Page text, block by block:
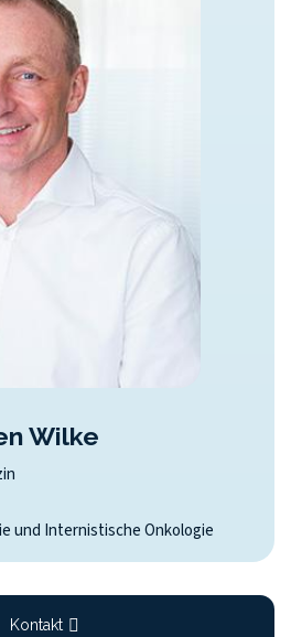
Wilke
und Internistische Onkologie
Kontakt